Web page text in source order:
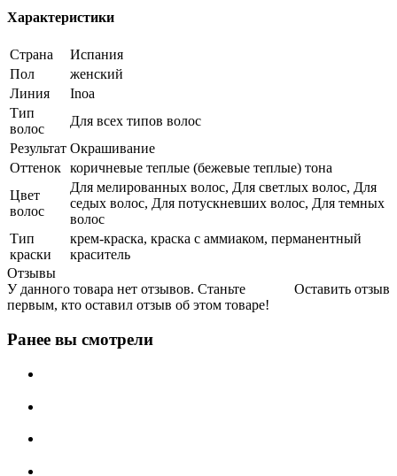
Характеристики
Страна
Испания
Пол
женский
Линия
Inoa
Тип
волос
Для всех типов волос
Результат Окрашивание
Оттенок коричневые теплые (бежевые теплые) тона
Цвет
волос
Для мелированных волос, Для светлых волос, Для
седых волос, Для потускневших волос, Для темных
волос
Тип
краски
крем-краска, краска с аммиаком, перманентный
краситель
Отзывы
Оставить отзыв
У данного товара нет отзывов. Станьте
первым, кто оставил отзыв об этом товаре!
Ранее вы смотрели